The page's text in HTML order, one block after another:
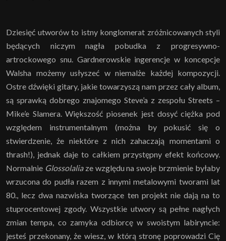
Dziesięć utworów to istny konglomerat zróżnicowanych styli
będących niczym nagła pobudka z progresywno-
artrockowego snu. Gardnerowskie ingerencje w koncepcje
Walsha możemy usłyszeć w niemalże każdej kompozycji.
Ostre dźwięki gitary, jakie towarzyszą nam przez cały album,
są sprawką dobrego znajomego Steve’a z zespołu Streets –
Mike’e Slamera. Większość piosenek jest dosyć ciężka pod
względem instrumentalnym (można by pokusić się o
stwierdzenie, że niektóre z nich zahaczają momentami o
thrash!), jednak daje to całkiem przystępny efekt końcowy.
Normalnie Glossolaliaze względu na swoje brzmienie byłaby
wrzucona do pudła razem z innymi metalowymi tworami lat
80., lecz dwa nazwiska tworzące ten projekt nie dają na to
stuprocentowej zgody. Wszystkie utwory są pełne nagłych
zmian tempa, co zamyka odbiorcę w swoistym labiryncie:
jesteś przekonany, że wiesz, w którą stronę poprowadzi Cię